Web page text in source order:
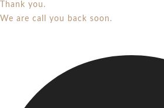
Thank you.
We are call you back soon.